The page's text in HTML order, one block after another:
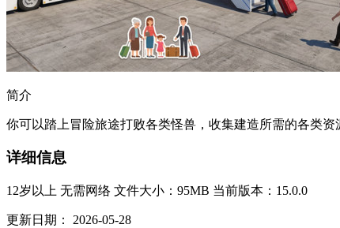
简介
你可以踏上冒险旅途打败各类怪兽，收集建造所需的各类
详细信息
12岁以上 无需网络 文件大小：95MB 当前版本：15.0.0
更新日期： 2026-05-28